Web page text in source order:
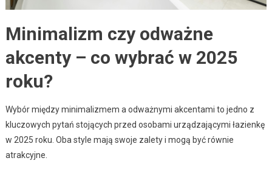
Minimalizm czy odważne
akcenty – co wybrać w 2025
roku?
Wybór między minimalizmem a odważnymi akcentami to jedno z
kluczowych pytań stojących przed osobami urządzającymi łazienkę
w 2025 roku. Oba style mają swoje zalety i mogą być równie
atrakcyjne.